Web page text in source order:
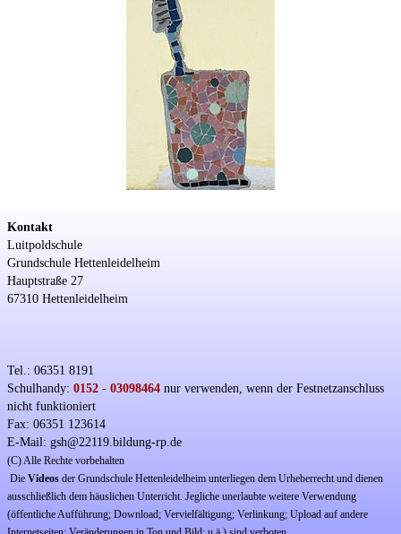
Kontakt
Luitpoldschule
Grundschule Hettenleidelheim
Hauptstraße 27
67310 Hettenleidelheim
Tel.: 06351 8191
Schulhandy: 0152 - 03098464 nur verwenden, wenn der Festnetzanschluss
nicht funktioniert
Fax: 06351 123614
E-Mail: gsh@22119.bildung-rp.de
(C) Alle Rechte vorbehalten
Die Videos der Grundschule Hettenleidelheim unterliegen dem Urheberrecht und dienen
ausschließlich dem häuslichen Unterricht. Jegliche unerlaubte weitere Verwendung
(öffentliche Aufführung; Download; Vervielfältigung; Verlinkung; Upload auf andere